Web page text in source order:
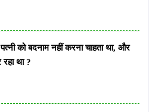
को बदनाम नहीं करना चाहता था, और
था ?